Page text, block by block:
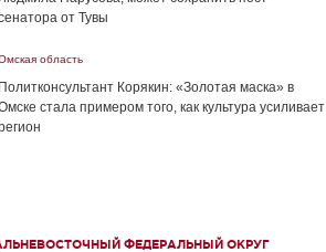
от Тувы
область
Политконсультант Корякин: «Золотая маска» в
стала примером того, как культура усиливает
ФЕДЕРАЛЬНЫЙ ОКРУГ